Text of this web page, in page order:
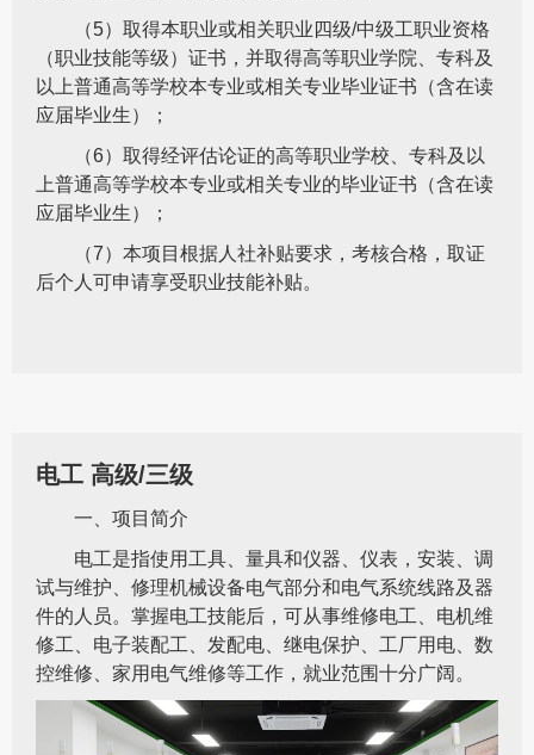
（5）取得本职业或相关职业四级/中级工职业资格
（职业技能等级）证书，并取得高等职业学院、专科及
以上普通高等学校本专业或相关专业毕业证书（含在读
应届毕业生）；
（6）取得经评估论证的高等职业学校、专科及以
上普通高等学校本专业或相关专业的毕业证书（含在读
应届毕业生）；
（7）本项目根据人社补贴要求，考核合格，取证
后个人可申请享受职业技能补贴。
电工 高级/三级
一、项目简介
电工是指使用工具、量具和仪器、仪表，安装、调
试与维护、修理机械设备电气部分和电气系统线路及器
件的人员。掌握电工技能后，可从事维修电工、电机维
修工、电子装配工、发配电、继电保护、工厂用电、数
控维修、家用电气维修等工作，就业范围十分广阔。